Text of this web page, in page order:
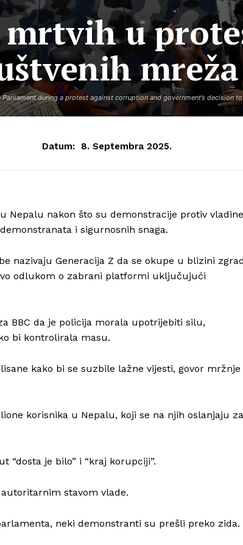
during a protest against corruption and government’s
mrtvih u
Datum: 8. Septembra 2025.
Nepalu nakon što su demonstracije protiv vladine
i sigurnosnih snaga.
nazivaju Generacija Z da se okupe u blizini
odlukom o zabrani platformi uključujući
BBC da je policija morala upotrijebiti silu,
bi kontrolirala masu.
kako bi se suzbile lažne vijesti, govor mržnje
korisnika u Nepalu, koji se na njih oslanjaju za
“dosta je bilo” i “kraj korupciji”.
stavom vlade.
neki demonstranti su prešli preko zida.